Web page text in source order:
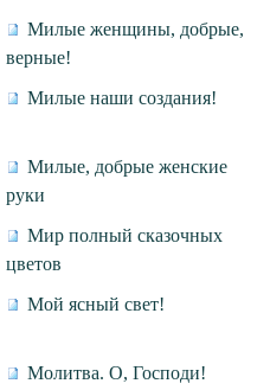
Милые женщины, добрые,
верные!
Милые наши создания!
Милые, добрые женские
руки
Мир полный сказочных
цветов
Мой ясный свет!
Молитва. О, Господи!